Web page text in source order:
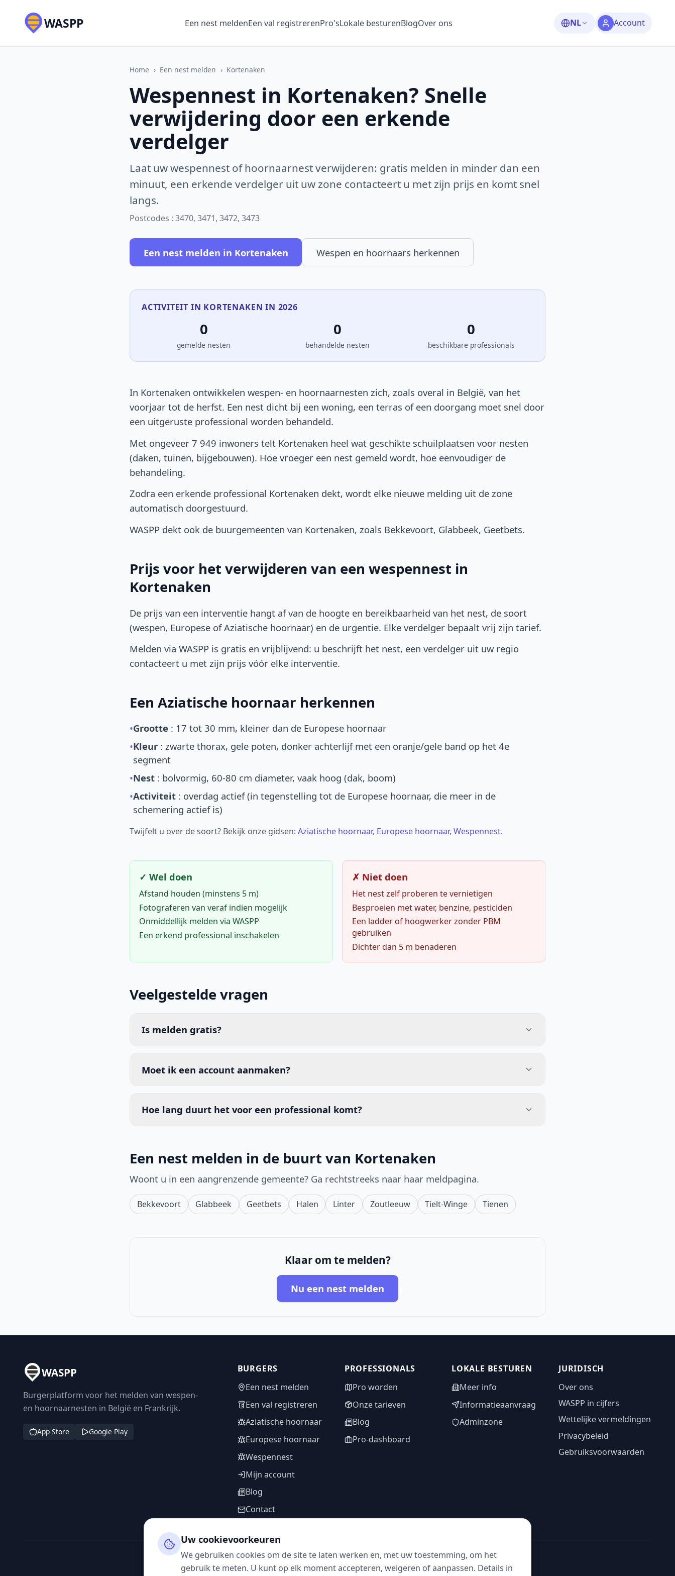
WASPP Een nest meldenEen val registrerenPro'sLokale besturenBlogOver ons NL Account
Home › Een nest melden › Kortenaken
Wespennest in Kortenaken? Snelle
verwijdering door een erkende
verdelger
Laat uw wespennest of hoornaarnest verwijderen: gratis melden in minder dan een
minuut, een erkende verdelger uit uw zone contacteert u met zijn prijs en komt snel
langs.
Postcodes : 3470, 3471, 3472, 3473
Een nest melden in Kortenaken Wespen en hoornaars herkennen
ACTIVITEIT IN KORTENAKEN IN 2026
0
gemelde nesten
0
behandelde nesten
0
beschikbare professionals
In Kortenaken ontwikkelen wespen- en hoornaarnesten zich, zoals overal in België, van het
voorjaar tot de herfst. Een nest dicht bij een woning, een terras of een doorgang moet snel door
een uitgeruste professional worden behandeld.
Met ongeveer 7 949 inwoners telt Kortenaken heel wat geschikte schuilplaatsen voor nesten
(daken, tuinen, bijgebouwen). Hoe vroeger een nest gemeld wordt, hoe eenvoudiger de
behandeling.
Zodra een erkende professional Kortenaken dekt, wordt elke nieuwe melding uit de zone
automatisch doorgestuurd.
WASPP dekt ook de buurgemeenten van Kortenaken, zoals Bekkevoort, Glabbeek, Geetbets.
Prijs voor het verwijderen van een wespennest in
Kortenaken
De prijs van een interventie hangt af van de hoogte en bereikbaarheid van het nest, de soort
(wespen, Europese of Aziatische hoornaar) en de urgentie. Elke verdelger bepaalt vrij zijn tarief.
Melden via WASPP is gratis en vrijblijvend: u beschrijft het nest, een verdelger uit uw regio
contacteert u met zijn prijs vóór elke interventie.
Een Aziatische hoornaar herkennen
•Grootte : 17 tot 30 mm, kleiner dan de Europese hoornaar
•Kleur : zwarte thorax, gele poten, donker achterlijf met een oranje/gele band op het 4e
segment
•Nest : bolvormig, 60-80 cm diameter, vaak hoog (dak, boom)
•Activiteit : overdag actief (in tegenstelling tot de Europese hoornaar, die meer in de
schemering actief is)
Twijfelt u over de soort? Bekijk onze gidsen: Aziatische hoornaar, Europese hoornaar, Wespennest.
✓ Wel doen
Afstand houden (minstens 5 m)
Fotograferen van veraf indien mogelijk
Onmiddellijk melden via WASPP
Een erkend professional inschakelen
✗ Niet doen
Het nest zelf proberen te vernietigen
Besproeien met water, benzine, pesticiden
Een ladder of hoogwerker zonder PBM
gebruiken
Dichter dan 5 m benaderen
Veelgestelde vragen
Is melden gratis?
Moet ik een account aanmaken?
Hoe lang duurt het voor een professional komt?
Een nest melden in de buurt van Kortenaken
Woont u in een aangrenzende gemeente? Ga rechtstreeks naar haar meldpagina.
Bekkevoort Glabbeek Geetbets Halen Linter Zoutleeuw Tielt-Winge Tienen
Klaar om te melden?
Nu een nest melden
WASPP
Burgerplatform voor het melden van wespen-
en hoornaarnesten in België en Frankrijk.
App Store Google Play
BURGERS
Een nest melden
Een val registreren
Aziatische hoornaar
Europese hoornaar
Wespennest
Mijn account
Blog
Contact
PROFESSIONALS
Pro worden
Onze tarieven
Blog
Pro-dashboard
LOKALE BESTUREN
Meer info
Informatieaanvraag
Adminzone
JURIDISCH
Over ons
WASPP in cijfers
Wettelijke vermeldingen
Privacybeleid
Gebruiksvoorwaarden
VOLG ONS
Uw cookievoorkeuren
We gebruiken cookies om de site te laten werken en, met uw toestemming, om het
gebruik te meten. U kunt op elk moment accepteren, weigeren of aanpassen. Details in